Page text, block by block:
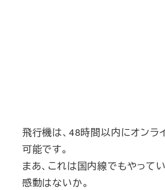
飛行機は、48時間以内にオンラ
可能です。
まあ、これは国内線でもやって
感動はないか。